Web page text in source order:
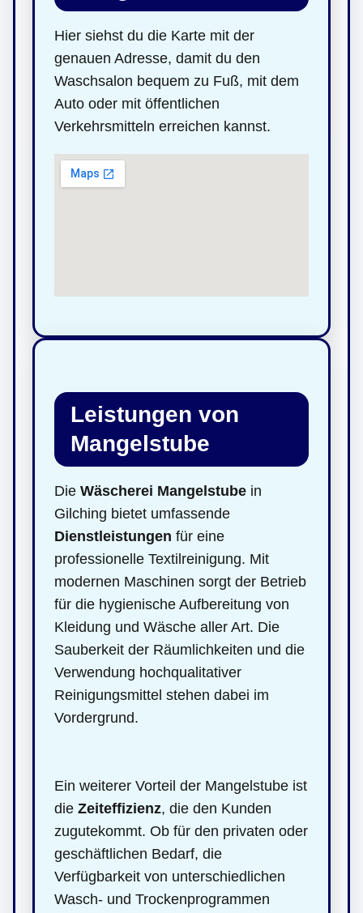
Hier siehst du die Karte mit der
genauen Adresse, damit du den
Waschsalon bequem zu Fuß, mit dem
Auto oder mit öffentlichen
Verkehrsmitteln erreichen kannst.
Leistungen von
Mangelstube
Die Wäscherei Mangelstube in
Gilching bietet umfassende
Dienstleistungen für eine
professionelle Textilreinigung. Mit
modernen Maschinen sorgt der Betrieb
für die hygienische Aufbereitung von
Kleidung und Wäsche aller Art. Die
Sauberkeit der Räumlichkeiten und die
Verwendung hochqualitativer
Reinigungsmittel stehen dabei im
Vordergrund.
Ein weiterer Vorteil der Mangelstube ist
die Zeiteffizienz, die den Kunden
zugutekommt. Ob für den privaten oder
geschäftlichen Bedarf, die
Verfügbarkeit von unterschiedlichen
Wasch- und Trockenprogrammen